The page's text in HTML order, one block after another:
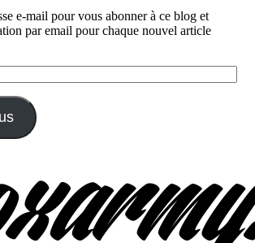
e-mail pour vous abonner à ce blog et
par email pour chaque nouvel article